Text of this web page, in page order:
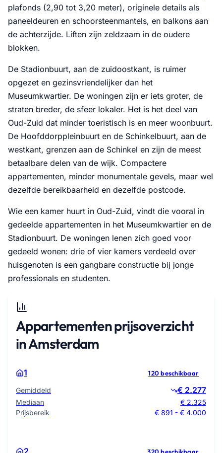
plafonds (2,90 tot 3,20 meter), originele details als
paneeldeuren en schoorsteenmantels, en balkons aan
de achterzijde. Liften zijn zeldzaam in de oudere
blokken.
De Stadionbuurt, aan de zuidoostkant, is ruimer
opgezet en gezinsvriendelijker dan het
Museumkwartier. De woningen zijn er iets groter, de
straten breder, de sfeer lokaler. Het is het deel van
Oud-Zuid dat minder toeristisch is en meer woonbuurt.
De Hoofddorppleinbuurt en de Schinkelbuurt, aan de
westkant, grenzen aan de Schinkel en zijn de meest
betaalbare delen van de wijk. Compactere
appartementen, minder monumentale gevels, maar wel
dezelfde bereikbaarheid en dezelfde postcode.
Wie een kamer huurt in Oud-Zuid, vindt die vooral in
gedeelde appartementen in het Museumkwartier en de
Stadionbuurt. De woningen lenen zich goed voor
gedeeld wonen: drie of vier kamers verdeeld over
huisgenoten is een gangbare constructie bij jonge
professionals en studenten.
Appartementen prijsoverzicht
in Amsterdam
1 120 beschikbaar
Gemiddeld € 2.277
Mediaan
€ 2.325
Prijsbereik
€ 891 - € 4.000
320 beschikbaar